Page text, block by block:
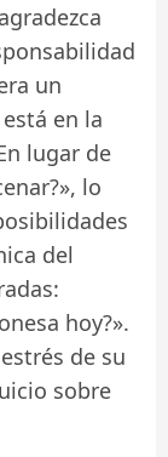
un
en la
lugar de
lo
del
hoy?».
de su
sobre